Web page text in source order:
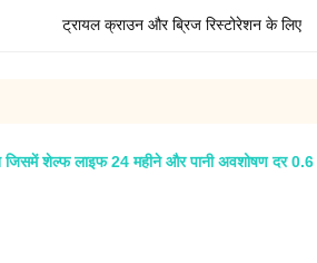
ट्रायल क्राउन और ब्रिज रिस्टोरेशन के लिए
शेल्फ लाइफ 24 महीने और पानी अवशोषण दर